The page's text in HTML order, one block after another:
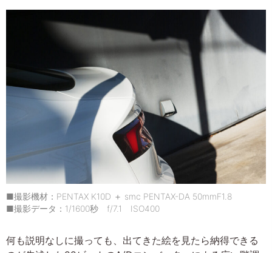
■撮影機材：PENTAX K10D ＋ smc PENTAX-DA 50mmF1.8
■撮影データ：1/1600秒 f/7.1 ISO400
何も説明なしに撮っても、出てきた絵を見たら納得できる